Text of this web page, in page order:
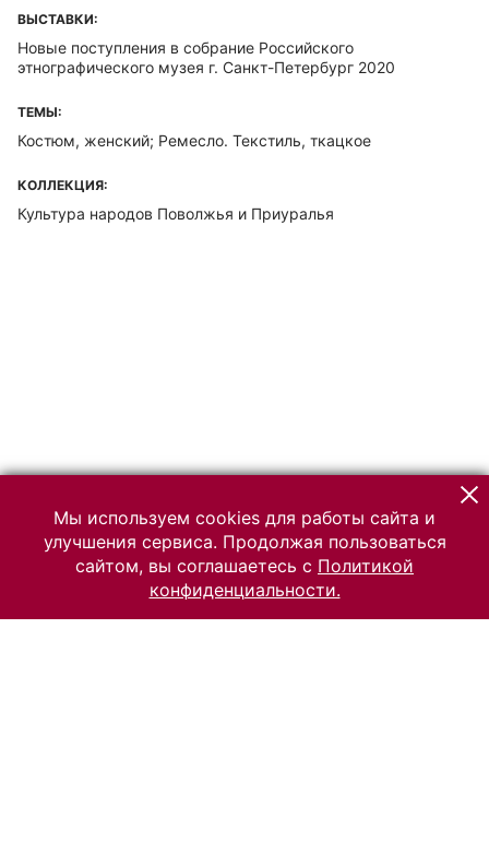
ВЫСТАВКИ:
Новые поступления в собрание Российского
этнографического музея г. Санкт-Петербург 2020
ТЕМЫ:
Костюм, женский; Ремесло. Текстиль, ткацкое
КОЛЛЕКЦИЯ:
Культура народов Поволжья и Приуралья
Мы используем cookies для работы сайта и
улучшения сервиса. Продолжая пользоваться
сайтом, вы соглашаетесь с Политикой
конфиденциальности.